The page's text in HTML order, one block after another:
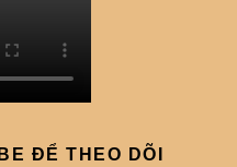
ĐỂ THEO DÕI